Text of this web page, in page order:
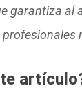
garantiza al